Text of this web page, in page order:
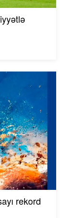
rekord